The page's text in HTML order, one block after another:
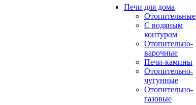
Печи для дома
Отопительные
C водяным
контуром
Отопительно-
варочные
Печи-камины
Отопительно-
чугунные
Отопительно-
газовые